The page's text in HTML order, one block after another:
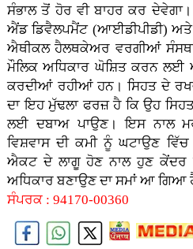
ਸੰਭਾਲ ਤੋਂ ਹੋਰ ਵੀ ਬਾਹਰ ਕਰ
ਐਂਡ ਡਿਵੈਲਪਮੈਂਟ (ਆਈਡੀਪੀਡੀ)
ਐਥੀਕਲ ਹੈਲਥਕੇਅਰ ਵਰਗੀਆਂ
ਮੌਲਿਕ ਅਧਿਕਾਰ ਘੋਸ਼ਿਤ ਕਰਨ ਲਈ
ਕਰਦੀਆਂ ਰਹੀਆਂ ਹਨ। ਸਿਹਤ ਦੇ
ਦਾ ਇਹ ਮੁੱਢਲਾ ਫਰਜ਼ ਹੈ ਕਿ ਉਹ
ਲਈ ਦਬਾਅ ਪਾਉਣ। ਇਸ ਨਾਲ
ਵਿਸ਼ਵਾਸ ਦੀ ਕਮੀ ਨੂੰ ਘਟਾਉਣ
ਐਕਟ ਦੇ ਲਾਗੂ ਹੋਣ ਨਾਲ ਹੁਣ ਕੇਂਦਰ
ਅਧਿਕਾਰ ਬਣਾਉਣ ਦਾ ਸਮਾਂ ਆ ਗਿਆ
ਸੰਪਰਕ : 94170-00360